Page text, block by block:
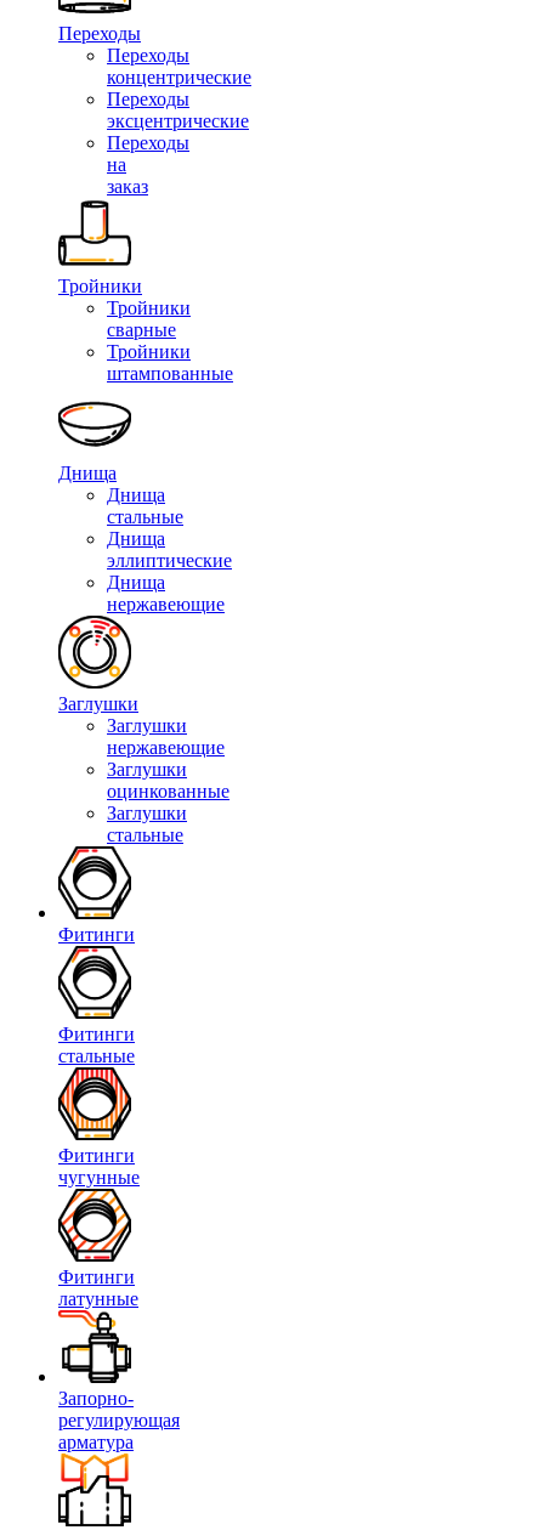
Переходы
Переходы
концентрические
Переходы
эксцентрические
Переходы
на
заказ
Тройники
Тройники
сварные
Тройники
штампованные
Днища
Днища
стальные
Днища
эллиптические
Днища
нержавеющие
Заглушки
Заглушки
нержавеющие
Заглушки
оцинкованные
Заглушки
стальные
Фитинги
Фитинги
стальные
Фитинги
чугунные
Фитинги
латунные
Запорно-
регулирующая
арматура